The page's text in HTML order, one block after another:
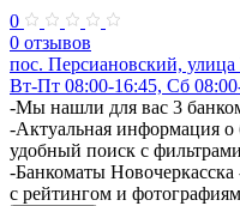
0
0 отзывов
пос. Персиановский,
Вт-Пт 08:00-16:45, Сб
-Мы нашли для вас 3
-Актуальная информация о
удобный поиск с
-Банкоматы
с рейтингом и